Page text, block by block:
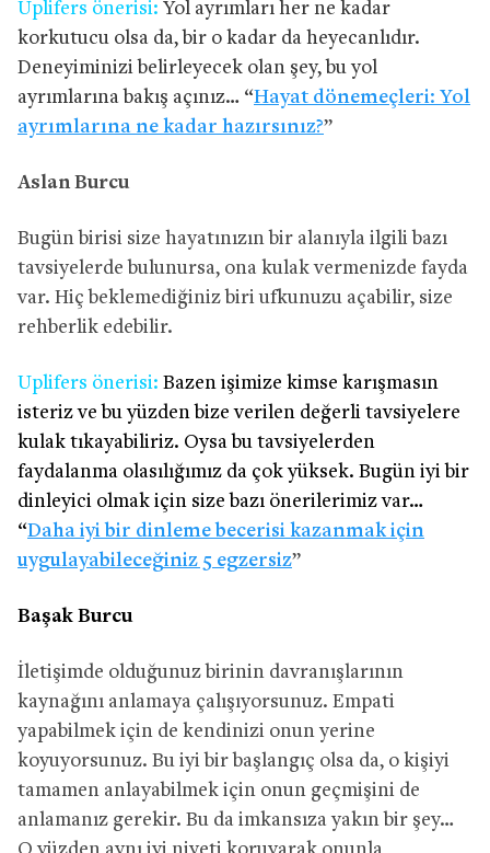
Uplifers önerisi: Yol ayrımları her ne kadar
korkutucu olsa da, bir o kadar da heyecanlıdır.
Deneyiminizi belirleyecek olan şey, bu yol
ayrımlarına bakış açınız… “Hayat dönemeçleri: Yol
ayrımlarına ne kadar hazırsınız?”
Aslan Burcu
Bugün birisi size hayatınızın bir alanıyla ilgili bazı
tavsiyelerde bulunursa, ona kulak vermenizde fayda
var. Hiç beklemediğiniz biri ufkunuzu açabilir, size
rehberlik edebilir.
Uplifers önerisi: Bazen işimize kimse karışmasın
isteriz ve bu yüzden bize verilen değerli tavsiyelere
kulak tıkayabiliriz. Oysa bu tavsiyelerden
faydalanma olasılığımız da çok yüksek. Bugün iyi bir
dinleyici olmak için size bazı önerilerimiz var…
“Daha iyi bir dinleme becerisi kazanmak için
uygulayabileceğiniz 5 egzersiz”
Başak Burcu
İletişimde olduğunuz birinin davranışlarının
kaynağını anlamaya çalışıyorsunuz. Empati
yapabilmek için de kendinizi onun yerine
koyuyorsunuz. Bu iyi bir başlangıç olsa da, o kişiyi
tamamen anlayabilmek için onun geçmişini de
anlamanız gerekir. Bu da imkansıza yakın bir şey…